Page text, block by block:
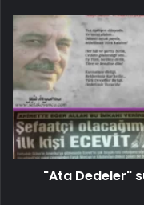
"Ata Dedeler"